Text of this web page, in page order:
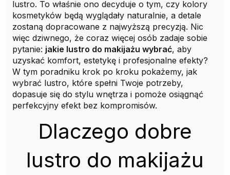
lustro. To właśnie ono decyduje o tym, czy kolory
kosmetyków będą wyglądały naturalnie, a detale
zostaną dopracowane z najwyższą precyzją. Nic
więc dziwnego, że coraz więcej osób zadaje sobie
pytanie: jakie lustro do makijażu wybrać, aby
uzyskać komfort, estetykę i profesjonalne efekty?
W tym poradniku krok po kroku pokażemy, jak
wybrać lustro, które spełni Twoje potrzeby,
dopasuje się do stylu wnętrza i pomoże osiągnąć
perfekcyjny efekt bez kompromisów.
Dlaczego dobre
lustro do makijażu